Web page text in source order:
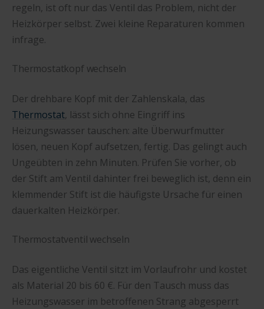
regeln, ist oft nur das Ventil das Problem, nicht der
Heizkörper selbst. Zwei kleine Reparaturen kommen
infrage.
Thermostatkopf wechseln
Der drehbare Kopf mit der Zahlenskala, das
Thermostat, lässt sich ohne Eingriff ins
Heizungswasser tauschen: alte Überwurfmutter
lösen, neuen Kopf aufsetzen, fertig. Das gelingt auch
Ungeübten in zehn Minuten. Prüfen Sie vorher, ob
der Stift am Ventil dahinter frei beweglich ist, denn ein
klemmender Stift ist die häufigste Ursache für einen
dauerkalten Heizkörper.
Thermostatventil wechseln
Das eigentliche Ventil sitzt im Vorlaufrohr und kostet
als Material 20 bis 60 €. Für den Tausch muss das
Heizungswasser im betroffenen Strang abgesperrt